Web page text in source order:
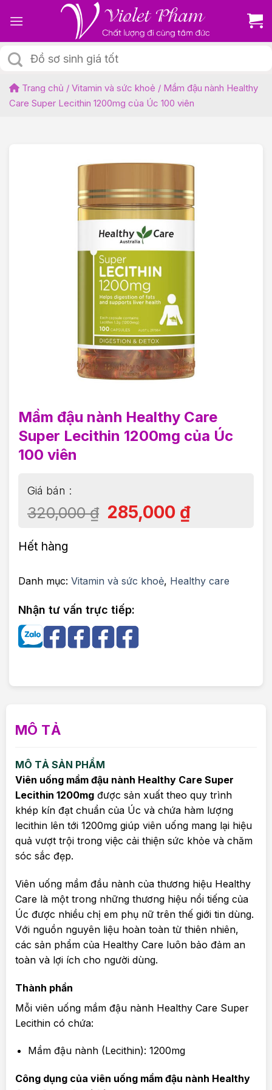
Tìm
kiếm:
Trang chủ / Vitamin và sức khoẻ / Mầm đậu nành Healthy
Care Super Lecithin 1200mg của Úc 100 viên
Mầm đậu nành Healthy Care
Super Lecithin 1200mg của Úc
100 viên
320,000₫ 285,000 ₫
Hết hàng
Danh mục: Vitamin và sức khoẻ, Healthy care
Nhận tư vấn trực tiếp:
MÔ TẢ
MÔ TẢ SẢN PHẨM
Viên uống mầm đậu nành Healthy Care Super
Lecithin 1200mgđược sản xuất theo quy trình
khép kín đạt chuẩn của Úc và chứa hàm lượng
lecithin lên tới 1200mg giúp viên uống mang lại hiệu
quả vượt trội trong việc cải thiện sức khỏe và chăm
sóc sắc đẹp.
Viên uống mầm đầu nành của thương hiệu Healthy
Care là một trong những thương hiệu nổi tiếng của
Úc được nhiều chị em phụ nữ trên thế giới tin dùng.
Với nguồn nguyên liệu hoàn toàn từ thiên nhiên,
các sản phẩm của Healthy Care luôn bảo đảm an
toàn và lợi ích cho người dùng.
Thành phần
Mỗi viên uống mầm đậu nành Healthy Care Super
Lecithin có chứa:
Mầm đậu nành (Lecithin): 1200mg
Công dụng của viên uống mầm đậu nành Healthy